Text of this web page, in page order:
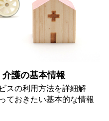
護の基本情報
スの利用方法を詳細解
ておきたい基本的な情報